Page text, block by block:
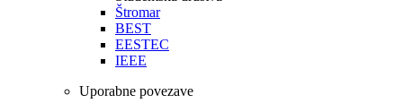
Štromar
BEST
EESTEC
IEEE
Uporabne povezave